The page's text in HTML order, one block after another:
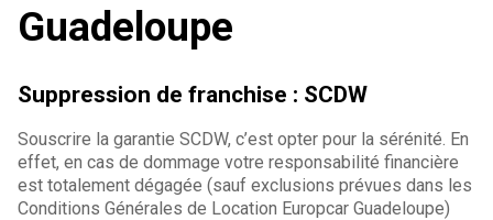
Guadeloupe
Suppression de franchise : SCDW
Souscrire la garantie SCDW, c’est opter pour la sérénité. En
effet, en cas de dommage votre responsabilité financière
est totalement dégagée (sauf exclusions prévues dans les
Conditions Générales de Location Europcar Guadeloupe)